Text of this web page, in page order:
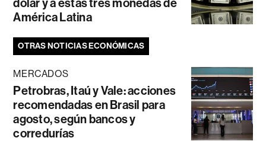
América Latina
OTRAS NOTICIAS ECONÓMICAS
MERCADOS
Petrobras, Itaú y Vale: acciones
recomendadas en Brasil para
agosto, según bancos y
corredurías